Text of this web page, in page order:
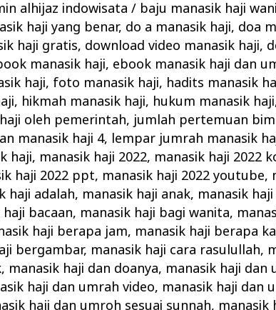
alhijaz indowisata/ baju manasik haji
haji yang benar, do a manasik haji, doa
haji gratis, download video manasik haji,
manasik haji, ebook manasik haji dan
haji, foto manasik haji, hadits manasik
, hikmah manasik haji, hukum manasik haji
oleh pemerintah, jumlah pertemuan
manasik haji 4, lempar jumrah manasik
haji, manasik haji 2022, manasik haji 2022
haji 2022 ppt, manasik haji 2022 youtube,
haji adalah, manasik haji anak, manasik
haji bacaan, manasik haji bagi wanita,
haji berapa jam, manasik haji berapa
bergambar, manasik haji cara rasulullah,
, manasik haji dan doanya, manasik haji dan
haji dan umrah video, manasik haji dan